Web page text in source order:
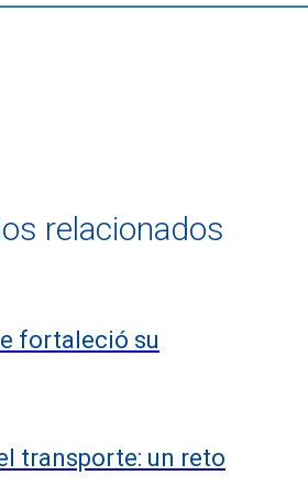
relacionados
fortaleció su
transporte: un reto